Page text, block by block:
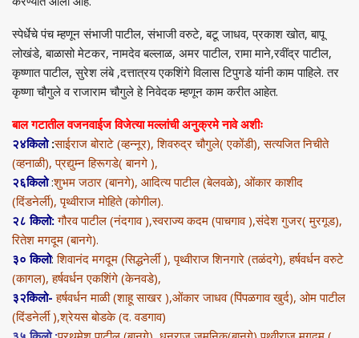
स्पेर्धेचे पंच म्हणून संभाजी पाटील, संभाजी वरुटे, बटू जाधव, प्रकाश खोत, बापू
लोखंडे, बाळासो मेटकर, नामदेव बल्लाळ, अमर पाटील, रामा माने,रवींद्र पाटील,
कृष्णात पाटील, सुरेश लंबे ,दत्तात्रय एकशिंगे विलास टिपुगडे यांनी काम पाहिले. तर
कृष्णा चौगुले व राजाराम चौगुले हे निवेदक म्हणून काम करीत आहेत.
बाल गटातील वजनवाईज विजेत्या मल्लांची अनुक्रमे नावे अशीः
२४किलो:साईराज बोराटे (व्हन्नूर), शिवरुद्र चौगुले( एकोंडी), सत्यजित निचीते
(व्हनाळी), प्रद्युम्न हिरूगडे( बानगे ),
२६किलो:शुभम जठार (बानगे), आदित्य पाटील (बेलवळे), ओंकार काशीद
(दिंडनेर्ली), पृथ्वीराज मोहिते (कोगील).
२८ किलो: गौरव पाटील (नंदगाव ),स्वराज्य कदम (पाचगाव ),संदेश गुजर( मुरगूड),
रितेश मगदूम (बानगे).
३० किलो:शिवानंद मगदूम (सिद्धनेर्ली ), पृथ्वीराज शिनगारे (तळंदगे), हर्षवर्धन वरुटे
(कागल), हर्षवर्धन एकशिंगे (केनवडे),
३२किलो- हर्षवर्धन माळी (शाहू साखर ),ओंकार जाधव (पिंपळगाव खुर्द), ओम पाटील
(दिंडनेर्ली ),श्रेयस बोडके (द. वडगाव)